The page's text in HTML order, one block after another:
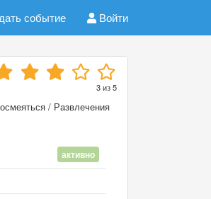
событие Войти
3из5
/ Развлечения
активно